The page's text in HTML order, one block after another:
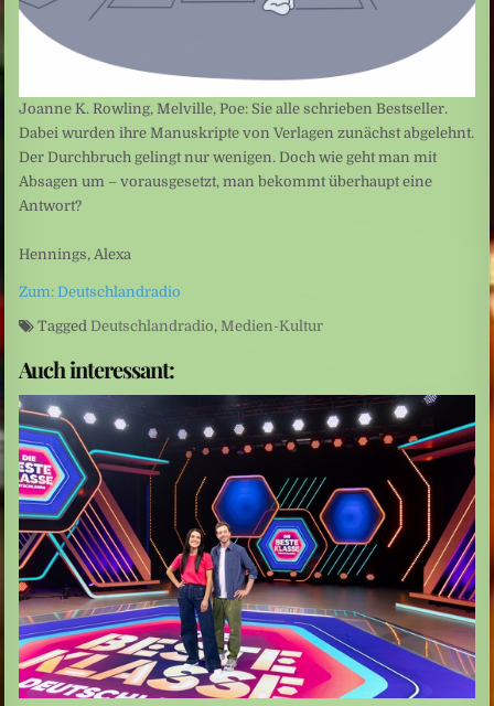
Joanne K. Rowling, Melville, Poe: Sie alle schrieben Bestseller.
Dabei wurden ihre Manuskripte von Verlagen zunächst abgelehnt.
Der Durchbruch gelingt nur wenigen. Doch wie geht man mit
Absagen um – vorausgesetzt, man bekommt überhaupt eine
Antwort?
Hennings, Alexa
Zum: Deutschlandradio
Tagged Deutschlandradio, Medien-Kultur
Auch interessant: